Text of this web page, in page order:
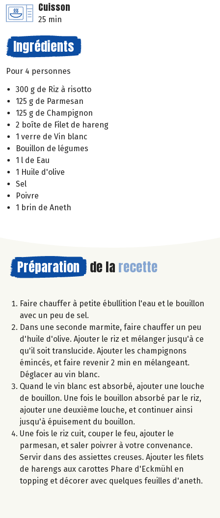
Cuisson
25 min
Ingrédients
Pour 4 personnes
300 g de Riz à risotto
125 g de Parmesan
125 g de Champignon
2 boîte de Filet de hareng
1 verre de Vin blanc
Bouillon de légumes
1 l de Eau
1 Huile d'olive
Sel
Poivre
1 brin de Aneth
Préparation de la recette
Faire chauffer à petite ébullition l'eau et le bouillon
avec un peu de sel.
Dans une seconde marmite, faire chauffer un peu
d'huile d'olive. Ajouter le riz et mélanger jusqu'à ce
qu'il soit translucide. Ajouter les champignons
émincés, et faire revenir 2 min en mélangeant.
Déglacer au vin blanc.
Quand le vin blanc est absorbé, ajouter une louche
de bouillon. Une fois le bouillon absorbé par le riz,
ajouter une deuxième louche, et continuer ainsi
jusqu'à épuisement du bouillon.
Une fois le riz cuit, couper le feu, ajouter le
parmesan, et saler poivrer à votre convenance.
Servir dans des assiettes creuses. Ajouter les filets
de harengs aux carottes Phare d'Eckmühl en
topping et décorer avec quelques feuilles d'aneth.